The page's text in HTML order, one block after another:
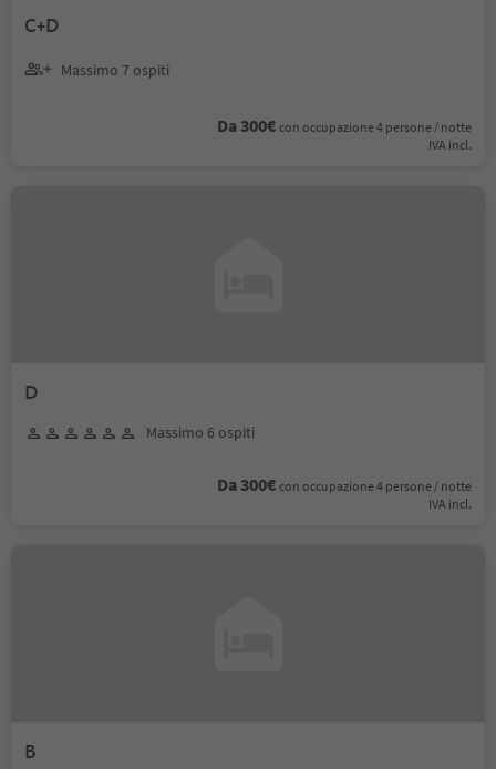
C+D
Massimo 7 ospiti
Da 300€ con occupazione 4 persone / notte
IVA incl.
D
Massimo 6 ospiti
Da 300€ con occupazione 4 persone / notte
IVA incl.
B